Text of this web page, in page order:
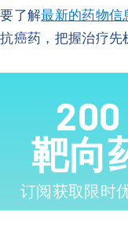
了解最新的药物信
癌药，把握治疗先
靶向
订阅获取限时